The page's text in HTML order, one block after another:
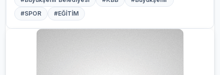
#SPOR
#EĞİTİM